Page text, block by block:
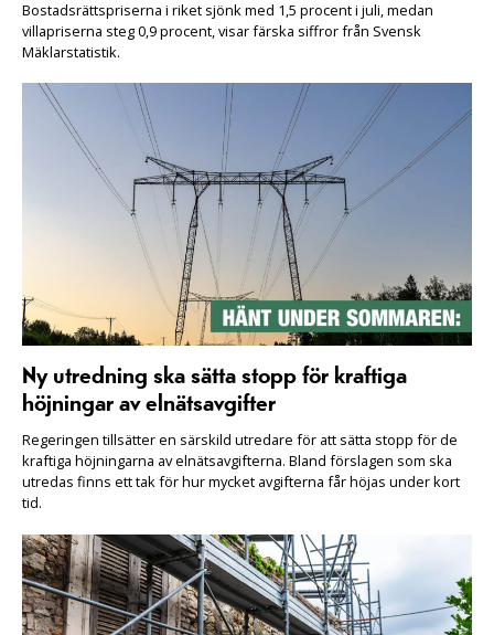
Bostadsrättspriserna i riket sjönk med 1,5 procent i juli, medan
villapriserna steg 0,9 procent, visar färska siffror från Svensk
Mäklarstatistik.
Ny utredning ska sätta stopp för kraftiga
höjningar av elnätsavgifter
Regeringen tillsätter en särskild utredare för att sätta stopp för de
kraftiga höjningarna av elnätsavgifterna. Bland förslagen som ska
utredas finns ett tak för hur mycket avgifterna får höjas under kort
tid.